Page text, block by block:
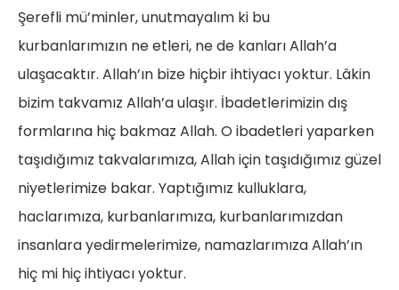
Şerefli mü’minler, unutmayalım ki bu
kurbanlarımızın ne etleri, ne de kanları Allah’a
ulaşacaktır. Allah’ın bize hiçbir ihtiyacı yoktur. Lâkin
bizim takvamız Allah’a ulaşır. İbadetlerimizin dış
formlarına hiç bakmaz Allah. O ibadetleri yaparken
taşıdığımız takvalarımıza, Allah için taşıdığımız güzel
niyetlerimize bakar. Yaptığımız kulluklara,
haclarımıza, kurbanlarımıza, kurbanlarımızdan
insanlara yedirmelerimize, namazlarımıza Allah’ın
hiç mi hiç ihtiyacı yoktur.